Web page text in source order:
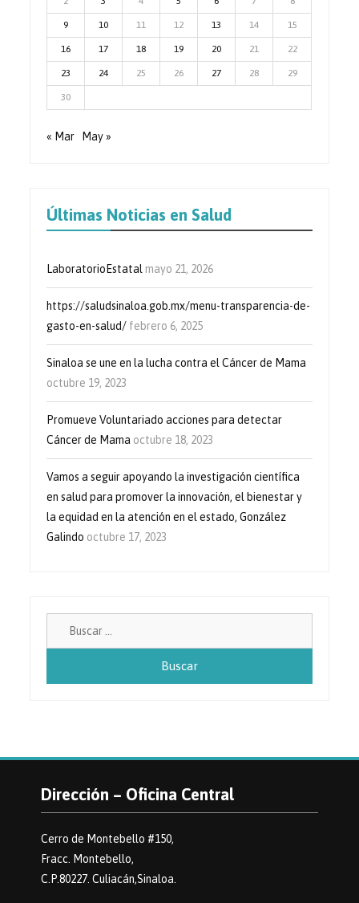
9 10 11 12 13 14 15
16 17 18 19 20 21 22
23 24 25 26 27 28 29
30
« Mar May »
Últimas Noticias en Salud
LaboratorioEstatal mayo 21, 2026
https://saludsinaloa.gob.mx/menu-transparencia-de-
gasto-en-salud/ febrero 6, 2025
Sinaloa se une en la lucha contra el Cáncer de Mama
octubre 19, 2023
Promueve Voluntariado acciones para detectar
Cáncer de Mama octubre 18, 2023
Vamos a seguir apoyando la investigación científica
en salud para promover la innovación, el bienestar y
la equidad en la atención en el estado, González
Galindo octubre 17, 2023
Dirección – Oficina Central
Cerro de Montebello #150,
Fracc. Montebello,
C.P.80227. Culiacán,Sinaloa.